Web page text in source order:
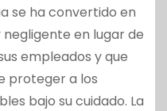
se ha convertido en
en lugar de
empleados y que
proteger a los
bajo su cuidado. La